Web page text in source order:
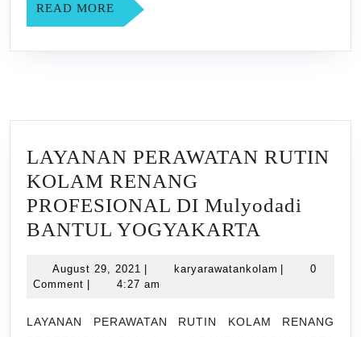
READ MORE READ
MORE
LAYANAN PERAWATAN RUTIN
KOLAM RENANG
PROFESIONAL DI Mulyodadi
BANTUL YOGYAKARTA
RUTIN
RENANG
August 29, 2021 August
29,
karyarawatankolam
0
Comment
4:27 am
LAYANAN PERAWATAN RUTIN KOLAM RENANG